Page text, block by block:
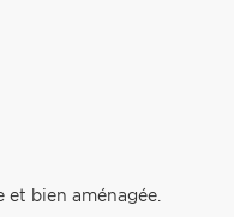
et bien aménagée.